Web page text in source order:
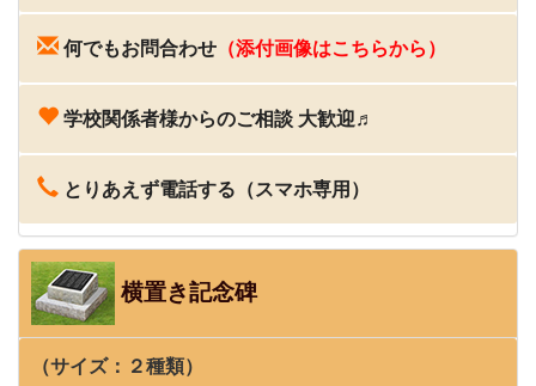
何でもお問合わせ （添付画像はこちらから）
学校関係者様からのご相談 大歓迎♬
とりあえず電話する（スマホ専用）
横置き記念碑
（サイズ：２種類）